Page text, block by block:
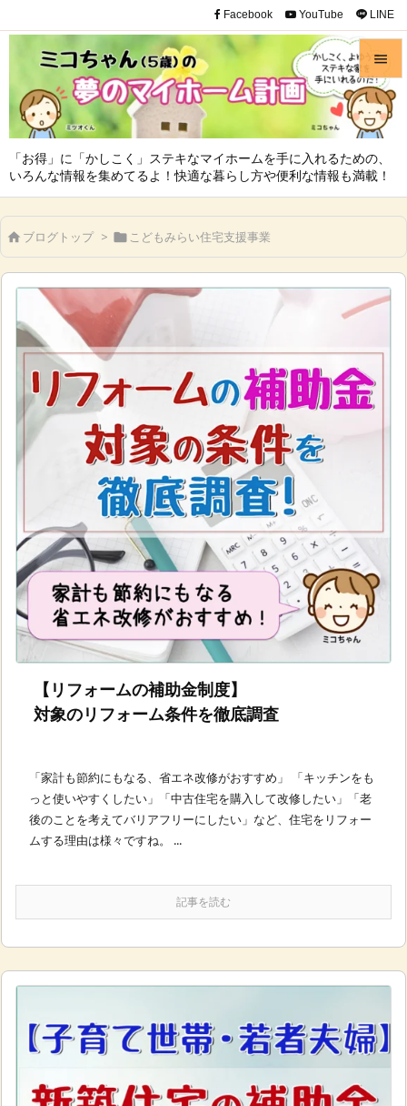
「お得」に「かしこく」ステキなマイホームを手に入れるための、
いろんな情報を集めてるよ！快適な暮らし方や便利な情報も満載！


メニュ

サイド

次へ

検索
Facebook YouTube LINE
 ブログトップ > こどもみらい住宅支援事業
【リフォームの補助金制度】
対象のリフォーム条件を徹底調査
「家計も節約にもなる、省エネ改修がおすすめ」 「キッチンをも
っと使いやすくしたい」「中古住宅を購入して改修したい」「老
後のことを考えてバリアフリーにしたい」など、住宅をリフォー
ムする理由は様々ですね。 ...
記事を読む